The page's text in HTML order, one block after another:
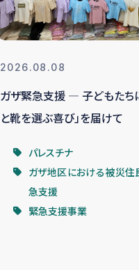
タイ国
レバノンで
2026.08.08
ガザ緊急支援 ― 子どもたち
と靴を選ぶ喜び」を届けて
パレスチナ
ガザ地区における被災住
急支援
緊急支援事業